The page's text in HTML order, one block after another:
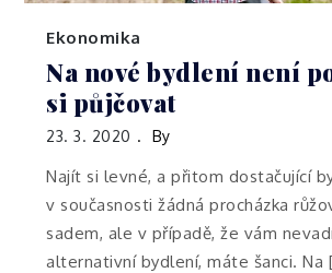
Ekonomika
Na nové bydlení není
si půjčovat
23. 3. 2020 By
Najít si levné, a přitom dostačující
v současnosti žádná procházka
sadem, ale v případě, že vám
alternativní bydlení, máte šanci. Na